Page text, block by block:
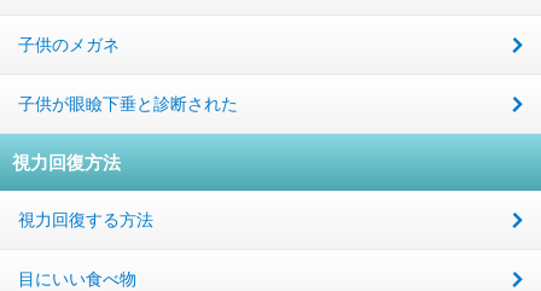
子供のメガネ
子供が眼瞼下垂と診断された
視力回復方法
視力回復する方法
目にいい食べ物